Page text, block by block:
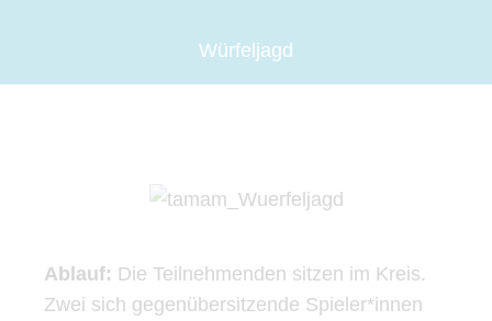
Würfeljagd
Ablauf: Die Teilnehmenden sitzen im Kreis.
Zwei sich gegenübersitzende Spieler*innen